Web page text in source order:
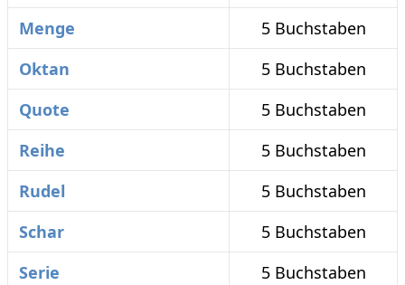
Menge
5 Buchstaben
Oktan
5 Buchstaben
Quote
5 Buchstaben
Reihe
5 Buchstaben
Rudel
5 Buchstaben
Schar
5 Buchstaben
Serie
5 Buchstaben